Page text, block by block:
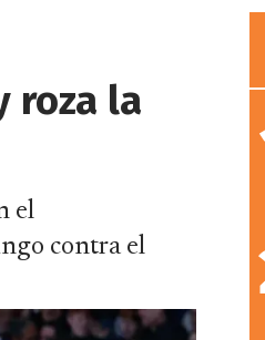
roza la
el
contra el